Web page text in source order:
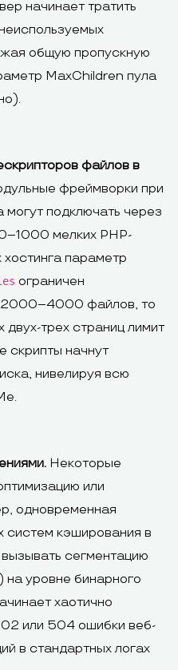
начинает тратить
общую пропускную
MaxChildren пула
файлов в
фреймворки при
подключать через
мелких PHP-
параметр
ограничен
2000–4000 файлов, то
трех страниц лимит
скрипты начнут
нивелируя всю
Некоторые
или
одновременная
систем кэширования в
сегментацию
) на уровне бинарного
хаотично
или 504 ошибки веб-
в стандартных логах